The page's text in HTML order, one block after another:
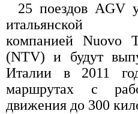
25 поездов AGV
итальянской
компанией Nuovo
(NTV) и будут
Италии в 2011
маршрутах с
движения до 300